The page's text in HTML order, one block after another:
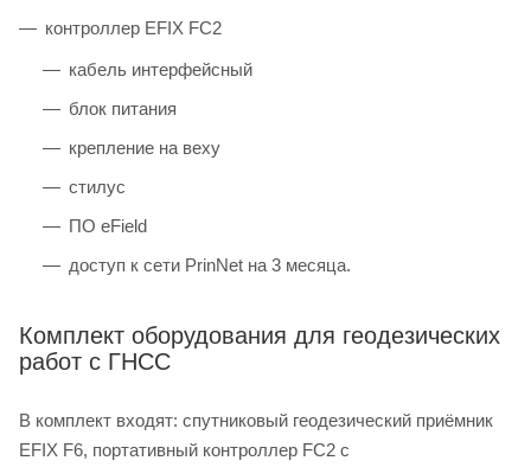
контроллер EFIX FC2
кабель интерфейсный
блок питания
крепление на веху
стилус
ПО eField
доступ к сети PrinNet на 3 месяца.
Комплект оборудования для геодезических
работ с ГНСС
В комплект входят: спутниковый геодезический приёмник
EFIX F6, портативный контроллер FC2 с